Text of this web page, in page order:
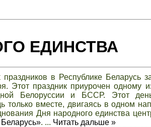
ЕДИНСТВА
в Республике Беларусь
Этот праздник приурочен одному
Белоруссии и
БССР. Этот
только вместе, двигаясь в одном
Дня народного единства
. ... Читать дальше »